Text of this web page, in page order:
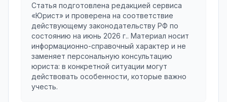
Статья подготовлена редакцией сервиса
«Юрист» и проверена на соответствие
действующему законодательству РФ по
состоянию на июнь 2026 г.. Материал носит
информационно-справочный характер и не
заменяет персональную консультацию
юриста: в конкретной ситуации могут
действовать особенности, которые важно
учесть.